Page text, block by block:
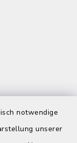
notwendige
unserer